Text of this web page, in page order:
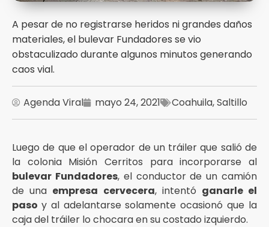
A pesar de no registrarse heridos ni grandes daños
materiales, el bulevar Fundadores se vio
obstaculizado durante algunos minutos generando
caos vial.
Agenda Viral mayo 24, 2021 Coahuila,Saltillo
Luego de que el operador de un tráiler que salió de
la colonia Misión Cerritos para incorporarse al
bulevar Fundadores, el conductor de un camión
de una empresa cervecera, intentó ganarle el
paso y al adelantarse solamente ocasionó que la
caja del tráiler lo chocara en su costado izquierdo.